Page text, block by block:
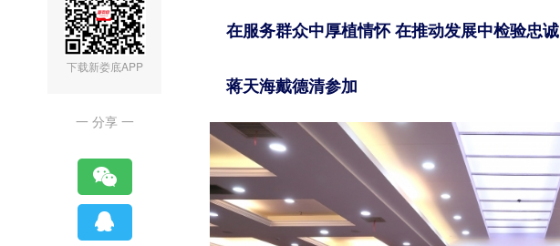
下载新娄底APP
一 分享 一
在服务群众中厚植情怀 在推动发展中检验忠诚
蒋天海戴德清参加